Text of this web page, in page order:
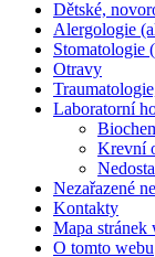
Dětské,
Alergologie
Stomatologie
Otravy
Laboratorní
Krevní
Nezařazené
Kontakty
Mapa stránek
O tomto webu